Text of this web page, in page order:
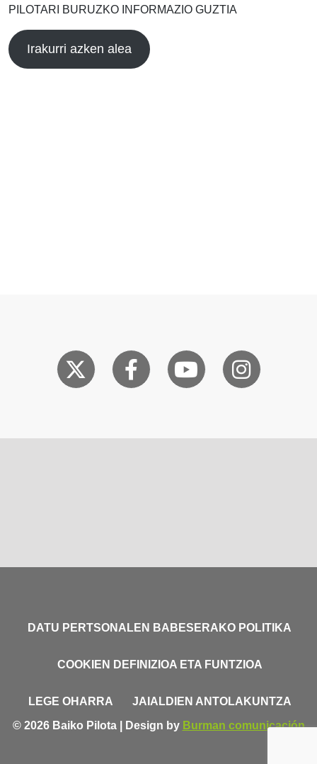
PILOTARI BURUZKO INFORMAZIO GUZTIA
Irakurri azken alea
DATU PERTSONALEN BABESERAKO POLITIKA
COOKIEN DEFINIZIOA ETA FUNTZIOA
LEGE OHARRA
JAIALDIEN ANTOLAKUNTZA
© 2026 Baiko Pilota | Design by Burman comunicación